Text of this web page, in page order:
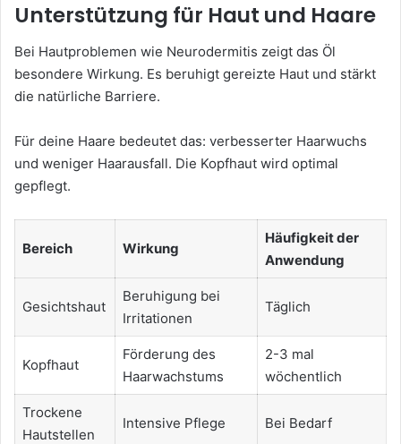
Unterstützung für Haut und Haare
Bei Hautproblemen wie Neurodermitis zeigt das Öl
besondere Wirkung. Es beruhigt gereizte Haut und stärkt
die natürliche Barriere.
Für deine Haare bedeutet das: verbesserter Haarwuchs
und weniger Haarausfall. Die Kopfhaut wird optimal
gepflegt.
Bereich Wirkung
Häufigkeit der
Anwendung
Gesichtshaut
Beruhigung bei
Irritationen
Täglich
Kopfhaut
Förderung des
Haarwachstums
2-3 mal
wöchentlich
Trockene
Hautstellen
Intensive Pflege Bei Bedarf